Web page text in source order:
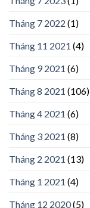
Tháng 7 2022 (1)
Tháng 11 2021 (4)
Tháng 9 2021 (6)
Tháng 8 2021 (106)
Tháng 4 2021 (6)
Tháng 3 2021 (8)
Tháng 2 2021 (13)
Tháng 1 2021 (4)
Tháng 12 2020(5)